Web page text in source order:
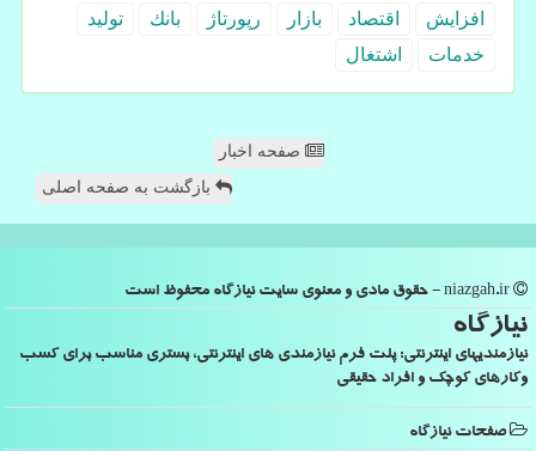
افزایش اقتصاد بازار رپورتاژ بانك
تولید
خدمات
اشتغال
صفحه اخبار
بازگشت به صفحه اصلی
نیازگاه
نیازمندیهای اینترنتی: پلت فرم نیازمندی های اینترنتی، بستری مناسب برای کسب
وکارهای کوچک و افراد حقیقی
صفحات نیازگاه